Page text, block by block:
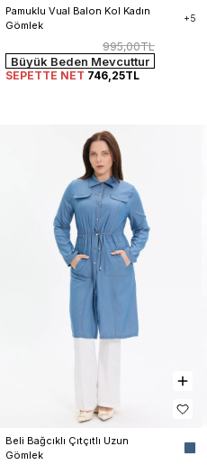
Pamuklu Vual Balon Kol Kadın
Gömlek
+5
995,00TL
Büyük Beden Mevcuttur
SEPETTE NET 746,25TL
Beli Bağcıklı Çıtçıtlı Uzun
Gömlek